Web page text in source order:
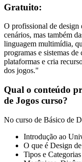
Gratuito:
O profissional de design
cenários, mas também
linguagem multimídia,
programas e sistemas
plataformas e cria
dos jogos."
Qual o conteúdo
de Jogos curso?
No curso de Básico de
Introdução ao
O que é Design
Tipos e